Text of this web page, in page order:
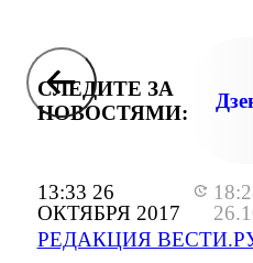
13:33 26
ОКТЯБРЯ 2017
РЕДАКЦИЯ
СЛЕДИТЕ ЗА
НОВОСТЯМИ: